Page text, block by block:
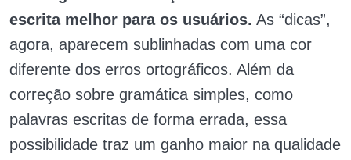
escrita melhor para os usuários. As “dicas”,
agora, aparecem sublinhadas com uma cor
diferente dos erros ortográficos. Além da
correção sobre gramática simples, como
palavras escritas de forma errada, essa
possibilidade traz um ganho maior na qualidade